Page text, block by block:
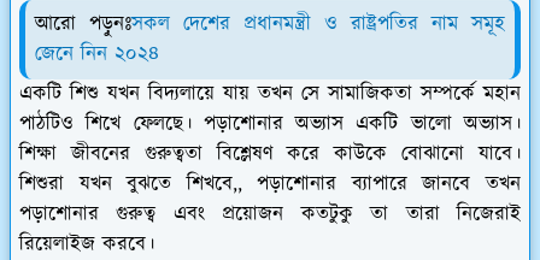
আরো পড়ুনঃসকল দেশের প্রধানমন্ত্রী ও রাষ্ট্রপতির নাম সমূহ
জেনে নিন ২০২৪
একটি শিশু যখন বিদ্যলায়ে যায় তখন সে সামাজিকতা সম্পর্কে মহান
পাঠটিও শিখে ফেলছে। পড়াশোনার অভ্যাস একটি ভালো অভ্যাস।
শিক্ষা জীবনের গুরুত্বতা বিশ্লেষণ করে কাউকে বোঝানো যাবে।
শিশুরা যখন বুঝতে শিখবে,, পড়াশোনার ব্যাপারে জানবে তখন
পড়াশোনার গুরুত্ব এবং প্রয়োজন কতটুকু তা তারা নিজেরাই
রিয়েলাইজ করবে।